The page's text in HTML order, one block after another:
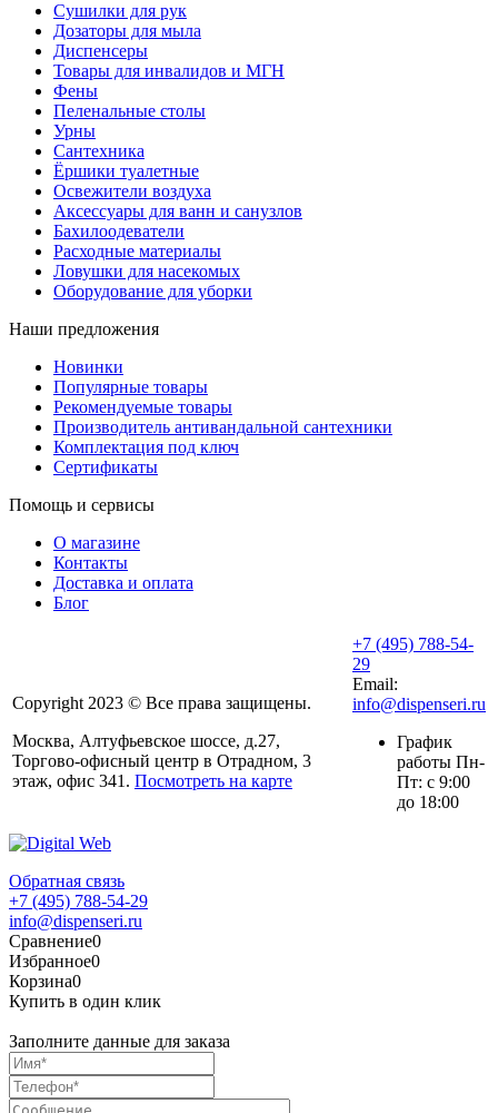
Сушилки для рук
Дозаторы для мыла
Диспенсеры
Товары для инвалидов и МГН
Фены
Пеленальные столы
Урны
Сантехника
Ёршики туалетные
Освежители воздуха
Аксессуары для ванн и санузлов
Бахилоодеватели
Расходные материалы
Ловушки для насекомых
Оборудование для уборки
Наши предложения
Новинки
Популярные товары
Рекомендуемые товары
Производитель антивандальной сантехники
Комплектация под ключ
Сертификаты
Помощь и сервисы
О магазине
Контакты
Доставка и оплата
Блог
Copyright 2023 © Все права защищены.
Москва, Алтуфьевское шоссе, д.27,
Торгово-офисный центр в Отрадном, 3
этаж, офис 341. Посмотреть на карте
+7 (495) 788-54-
29
Email:
info@dispenseri.ru
График
работы Пн-
Пт: с 9:00
до 18:00
Обратная связь
+7 (495) 788-54-29
info@dispenseri.ru
Сравнение0
Избранное0
Корзина0
Купить в один клик
Заполните данные для заказа